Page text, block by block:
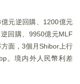
元逆回購、1200億元
回購、9950億元MLF
面，3個月Shibor上行
。境内外人民幣利差